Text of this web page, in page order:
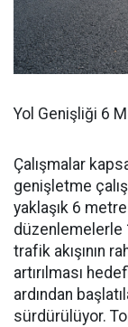
Yol Genişliği 6
Çalışmalar
genişletme
yaklaşık 6
düzenlemelerle
trafik akışının
artırılması
ardından
sürdürülüyor.